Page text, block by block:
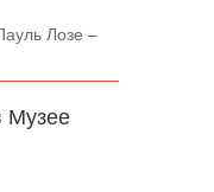
Лозе –
Музее